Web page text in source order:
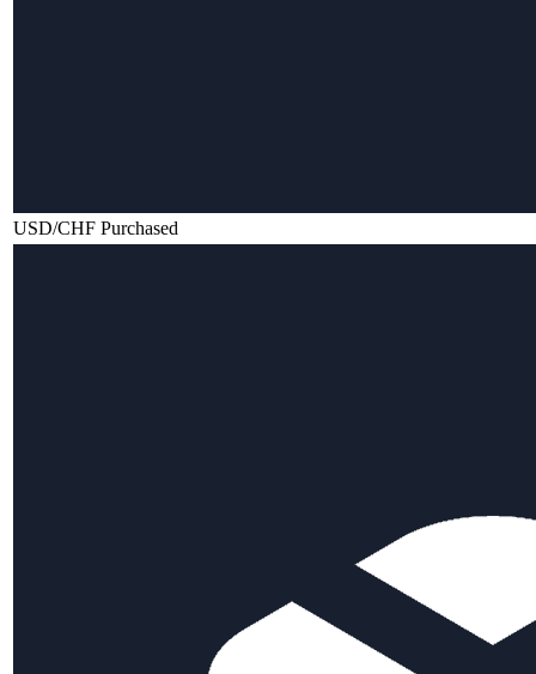
USD/CHF Purchased